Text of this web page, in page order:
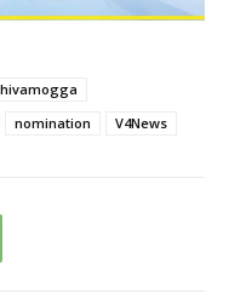
nomination V4News